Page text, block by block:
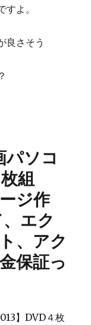
よ。
良さそう
パソコ
組
ジ作
エク
、アク
保証っ
】DVD４枚